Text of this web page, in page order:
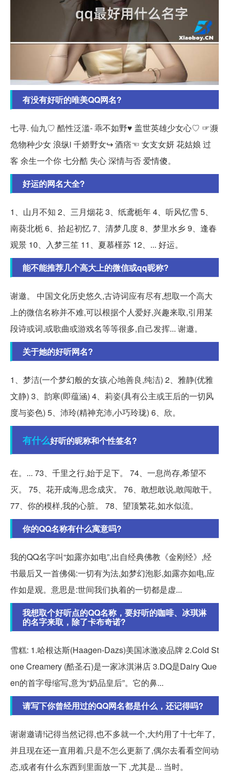
有没有好听的唯美QQ网名?
七寻. 仙九♡ 酷性泛滥- 乖不如野♥ 盖世英雄少女心♡ ☞濒
危物种少女 浪纵i 千娇野女↪ 酒痞☜ 女支女妍 花姑娘 过
客 余生一个你 七分酷 失心 深情与否 爱情傻。
好运的网名大全?
1、山月不知 2、三月烟花 3、纸鸢栀年 4、听风忆雪 5、
南葵北栀 6、拾起初忆 7、清梦几度 8、梦里水乡 9、逢春
观景 10、入梦三笙 11、夏慕槿苏 12、... 好运。
能不能推荐几个高大上的微信或qq昵称?
谢邀。 中国文化历史悠久,古诗词应有尽有,想取一个高大
上的微信名称并不难,可以根据个人爱好,兴趣来取,引用某
段诗或词,或歌曲或游戏名等等很多,自己发挥... 谢邀。
关于她的好听网名?
1、梦洁(一个梦幻般的女孩,心地善良,纯洁) 2、雅静(优雅
文静) 3、韵寒(即蕴涵) 4、莉姿(具有公主或王后的一切风
度与姿色) 5、沛玲(精神充沛,小巧玲珑) 6、欣。
有什么好听的昵称和个性签名?
在。... 73、千里之行,始于足下。 74、一息尚存,希望不
灭。 75、花开成海,思念成灾。 76、敢想敢说,敢闯敢干。
77、你的模样,我的心脏。 78、望顶繁花,如水似流。
你的QQ名称有什么寓意吗?
我的QQ名字叫“如露亦如电”,出自经典佛教《金刚经》,经
书最后又一首佛偈:一切有为法,如梦幻泡影,如露亦如电,应
作如是观。意思是:世间我们执着的一切都是虚...
我想取个好听点的QQ名称，要好听的咖啡、冰琪淋
的名字来取，除了卡布奇诺?
雪糕: 1.哈根达斯(Haagen-Dazs)美国冰激凌品牌 2.Cold St
one Creamery (酷圣石)是一家冰淇淋店 3.DQ是Dairy Que
en的首字母缩写,意为“奶品皇后”。它的鼻...
请写下你曾经用过的QQ网名都是什么，还记得吗?
谢谢邀请!记得当然记得,也不多就一个,大约用了十七年了,
并且现在还一直用着,只是不怎么更新了,偶尔去看看空间动
态,或者有什么东西到里面放一下 ,尤其是... 当时。